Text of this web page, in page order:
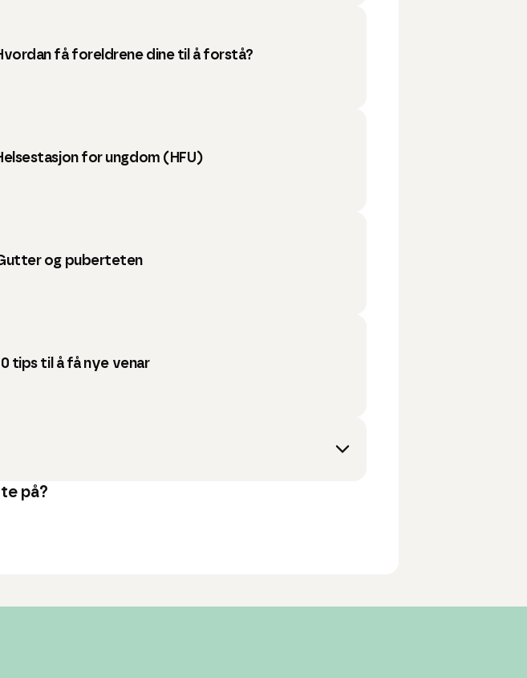
få foreldrene dine til å forstå?
for ungdom (HFU)
og puberteten
tips til å få nye venar
på?